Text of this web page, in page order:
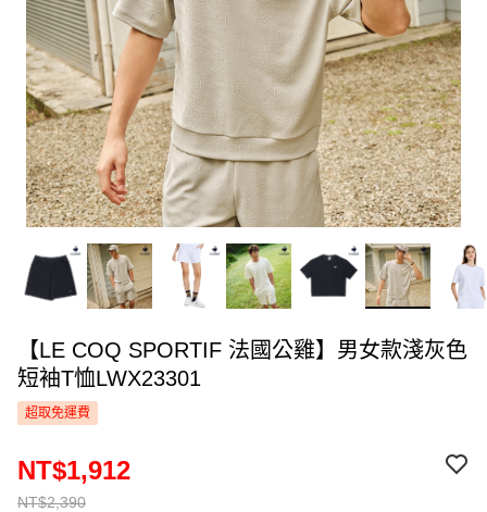
【LE COQ SPORTIF 法國公雞】男女款淺灰色
短袖T恤LWX23301
超取免運費
NT$2,390
NT$1,912